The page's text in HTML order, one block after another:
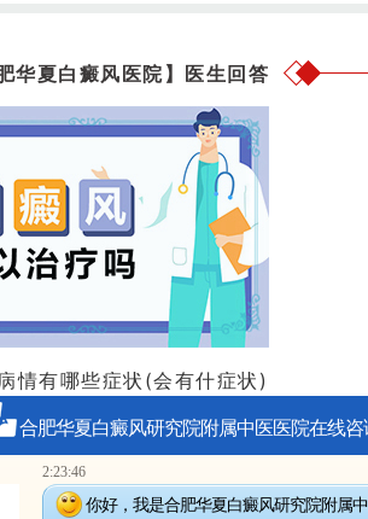
华夏白癜风医院】医生回答
情有哪些症状(会有什症状)
疾病较长者过多忌食，使体内某些维生素
好是人体营养物质需要量增加的时期，因
合肥华夏白癜风研究院附属中医医院在线咨
2:23:46
你好，我是合肥华夏白癜风研究院附属